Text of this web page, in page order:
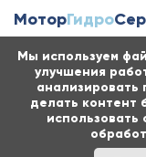
Мы используем
улучшения
анализировать
делать контент
использовать
МоторГидро